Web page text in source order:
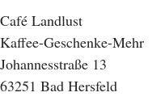
Café Landlust
Kaffee-Geschenke-Mehr
Johannesstraße 13
63251 Bad Hersfeld